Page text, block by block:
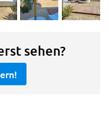
sehen?